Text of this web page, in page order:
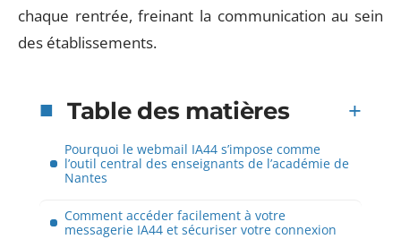
chaque rentrée, freinant la communication au sein
des établissements.
Table des matières
Pourquoi le webmail IA44 s’impose comme
l’outil central des enseignants de l’académie de
Nantes
Comment accéder facilement à votre
messagerie IA44 et sécuriser votre connexion